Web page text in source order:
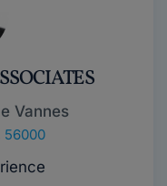
Vannes
56000